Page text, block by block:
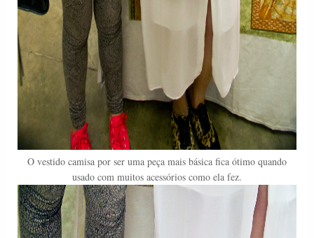
O vestido camisa por ser uma peça mais básica fica ótimo quando
usado com muitos acessórios como ela fez.